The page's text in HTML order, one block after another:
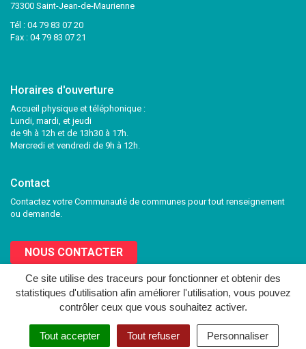
Ce site utilise des traceurs pour fonctionner et obtenir des
statistiques d'utilisation afin améliorer l'utilisation, vous pouvez
contrôler ceux que vous souhaitez activer.
Tout accepter Tout refuser Personnaliser
73300 Saint-Jean-de-Maurienne
Tél : 04 79 83 07 20
Fax : 04 79 83 07 21
Horaires d'ouverture
Accueil physique et téléphonique :
Lundi, mardi, et jeudi
de 9h à 12h et de 13h30 à 17h.
Mercredi et vendredi de 9h à 12h.
Contact
Contactez votre Communauté de communes pour tout renseignement
ou demande.
NOUS CONTACTER
Lien
vers
le
compte
Lien
vers
le
compte
MENTIONS LÉGALES PLAN DU SITE CRÉDITS NOUS CONTACTER